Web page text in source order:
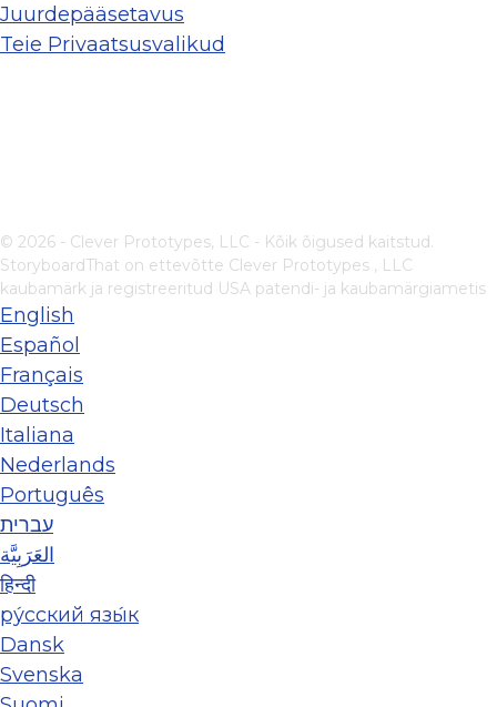
Juurdepääsetavus
Teie Privaatsusvalikud
© 2026 - Clever Prototypes, LLC - Kõik õigused kaitstud.
StoryboardThat on ettevõtte Clever Prototypes , LLC
kaubamärk ja registreeritud USA patendi- ja kaubamärgiametis
English
Español
Français
Deutsch
Italiana
Nederlands
Português
עברית
العَرَبِيَّة
हिन्दी
ру́сский язы́к
Dansk
Svenska